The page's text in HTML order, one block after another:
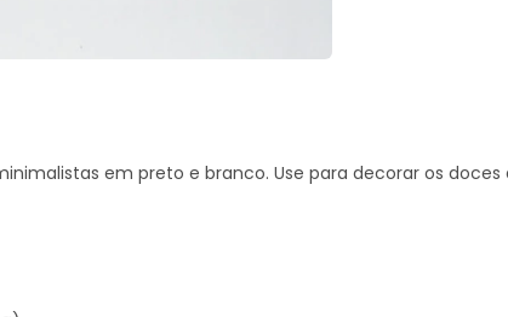
em preto e branco. Use para decorar os